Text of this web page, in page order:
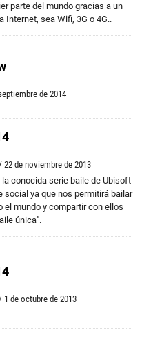
parte del mundo gracias a un
Internet, sea Wifi, 3G o 4G..
de 2014
22 de noviembre de 2013
la conocida serie baile de Ubisoft
social ya que nos permitirá bailar
el mundo y compartir con ellos
única".
1 de octubre de 2013